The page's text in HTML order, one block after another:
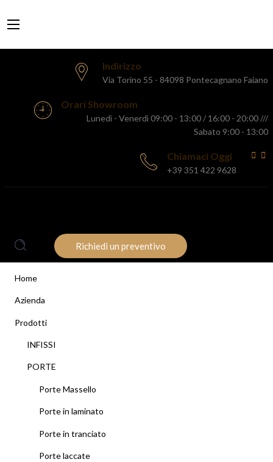
Indirizzo
Via Torino 55 - 84098 Pontecagnano Faiano
Orari Showroom
Lunedì - Venerdì 09:00 - 13:00 / 16:00 - 20:00 ///
Sabato 9:00 - 13:00
Chiamaci Oggi
+39 351 422 9628
Richiedi un preventivo
Home
Azienda
Prodotti
INFISSI
PORTE
Porte Massello
Porte in laminato
Porte in tranciato
Porte laccate